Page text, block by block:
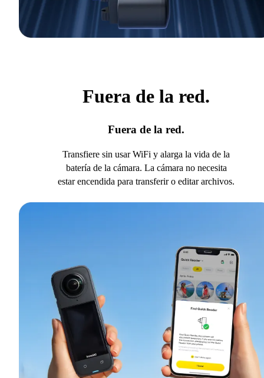
Fuera de la red.
Fuera de la red.
Transfiere sin usar WiFi y alarga la vida de la
batería de la cámara. La cámara no necesita
estar encendida para transferir o editar archivos.